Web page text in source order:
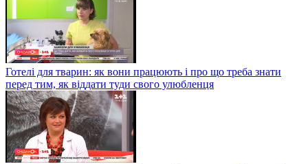
Готелі для тварин: як вони працюють і про що треба знати
перед тим, як віддати туди свого улюбленця